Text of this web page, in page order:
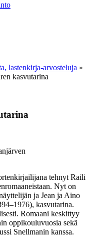
lastenkirja-arvosteluja »
kasvutarina
tehnyt Raili
Nyt on
ja Jean ja Aino
kasvutarina.
Romaani keskittyy
oppikouluvuosia sekä
Snellmanin kanssa.